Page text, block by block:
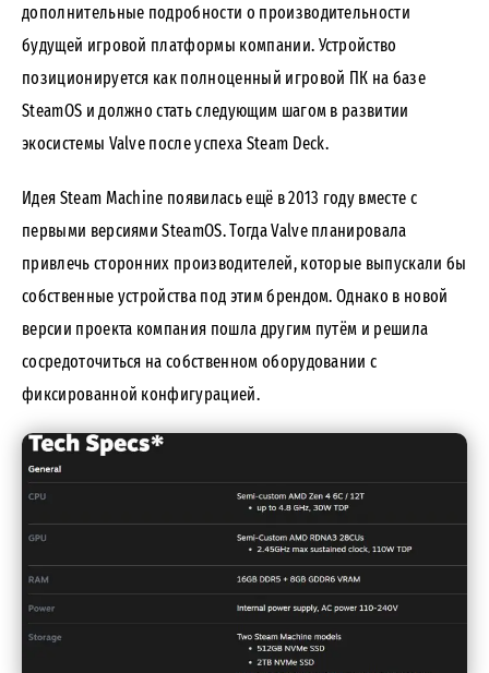
дополнительные подробности о производительности
будущей игровой платформы компании. Устройство
позиционируется как полноценный игровой ПК на базе
SteamOS и должно стать следующим шагом в развитии
экосистемы Valve после успеха Steam Deck.
Идея Steam Machine появилась ещё в 2013 году вместе с
первыми версиями SteamOS. Тогда Valve планировала
привлечь сторонних производителей, которые выпускали бы
собственные устройства под этим брендом. Однако в новой
версии проекта компания пошла другим путём и решила
сосредоточиться на собственном оборудовании с
фиксированной конфигурацией.